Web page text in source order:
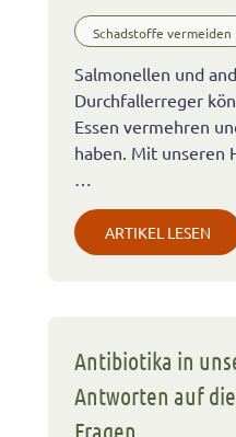
Schadstoffe vermeiden
Salmonellen und
Durchfallerreger
Essen vermehren
haben. Mit unseren
…
ARTIKEL LESEN
Antibiotika in
Antworten auf
Fragen